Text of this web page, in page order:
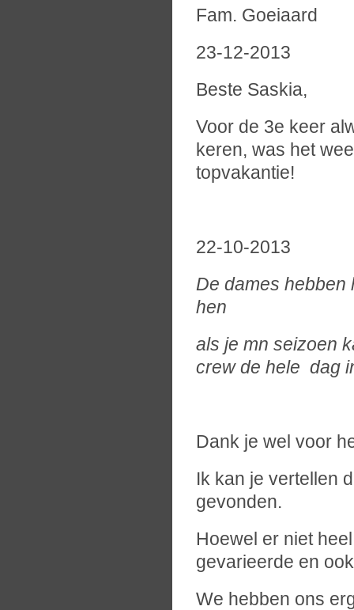
Fam. Goeiaard
23-12-2013
Beste Saskia,
Voor de 3e keer
keren, was het
topvakantie!
22-10-2013
De dames
hen
als je mn seizoen
crew de hele dag
Dank je wel voor
Ik kan je vertellen
gevonden.
Hoewel er niet
gevarieerde en
We hebben ons